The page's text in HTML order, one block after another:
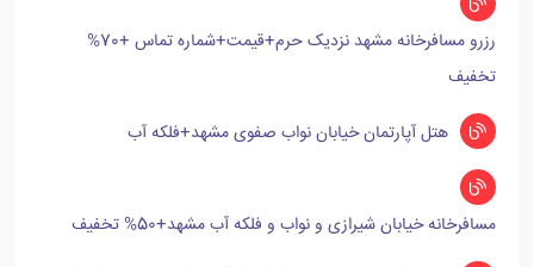
رزرو مسافرخانه مشهد نزدیک حرم+قیمت+شماره تماس +70%
تخفیف
هتل آپارتمان خیابان نواب صفوی مشهد+فلکه آب
مسافرخانه خیابان شیرازی و نواب و فلکه آب مشهد+50% تخفیف